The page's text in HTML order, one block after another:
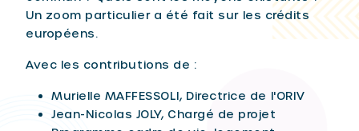
Un zoom particulier a été fait sur les crédits
européens.
Avec les contributions de :
Murielle MAFFESSOLI, Directrice de l'ORIV
Jean-Nicolas JOLY, Chargé de projet